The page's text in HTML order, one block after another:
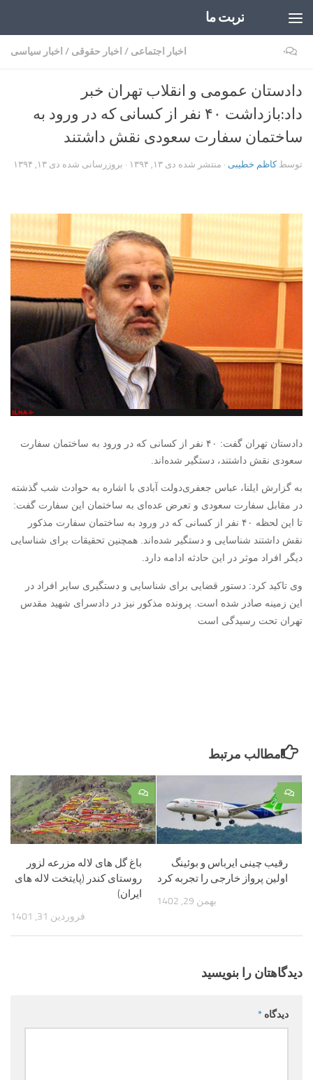
تربت ما
اخبار اجتماعی / اخبار حقوقی / اخبار سیاسی ۰
دادستان عمومی و انقلاب تهران خبر
داد:بازداشت ۴۰ نفر از کسانی که در ورود به
ساختمان سفارت سعودی نقش داشتند
توسطکاظم خطیبی · منتشر شده دی ۱۳, ۱۳۹۴ · بروزرسانی شده دی ۱۳, ۱۳۹۴
دادستان تهران گفت: ۴۰ نفر از کسانی که در ورود به ساختمان سفارت
سعودی نقش داشتند، دستگیر شده‌اند.
به گزارش ایلنا، عباس جعفری‌دولت آبادی با اشاره به حوادث شب گذشته
در مقابل سفارت سعودی و تعرض عده‌ای به ساختمان این سفارت گفت:
تا این لحظه ۴۰ نفر از کسانی که در ورود به ساختمان سفارت مذکور
نقش داشتند شناسایی و دستگیر شده‌اند. همچنین تحقیقات برای شناسایی
دیگر افراد موثر در این حادثه ادامه دارد.
وی تاکید کرد: دستور قضایی برای شناسایی و دستگیری سایر افراد در
این زمینه صادر شده است. پرونده مذکور نیز در دادسرای شهید مقدس
تهران تحت رسیدگی است
مطالب مرتبط
۰
باغ گل های لاله مزرعه لزور
روستای کندر (پایتخت لاله های
ایران)
فروردین 31, 1401
۰
رقیب چینی ایرباس و بوئینگ
اولین پرواز خارجی را تجربه کرد
بهمن 29, 1402
دیدگاهتان را بنویسید
دیدگاه *